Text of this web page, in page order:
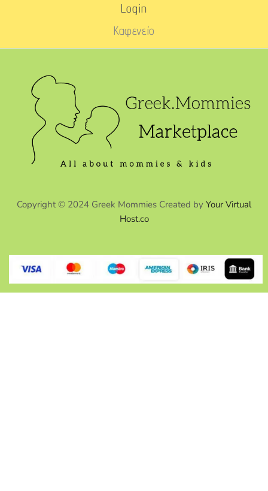
Login
Καφενείο
Copyright © 2024 Greek Mommies Created by Your Virtual
Host.co